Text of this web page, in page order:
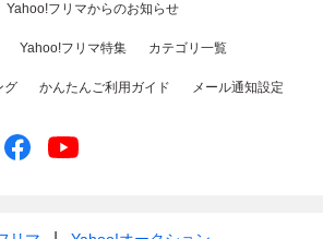
Yahoo!フリマからのお知らせ
Yahoo!フリマ特集 カテゴリ一覧
グ かんたんご利用ガイド メール通知設定